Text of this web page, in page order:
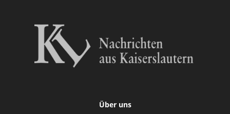
Über uns